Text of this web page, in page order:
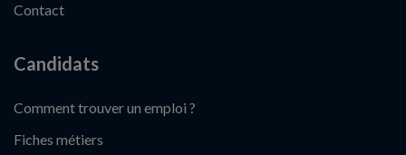
Contact
Candidats
Comment trouver un emploi ?
Fiches métiers